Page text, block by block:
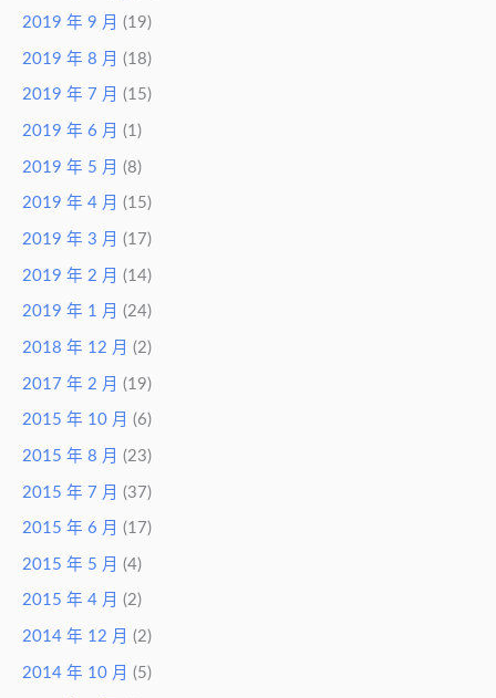
2019 年 9 月 (19)
2019 年 8 月 (18)
2019 年 7 月 (15)
2019 年 6 月 (1)
2019 年 5 月 (8)
2019 年 4 月 (15)
2019 年 3 月 (17)
2019 年 2 月 (14)
2019 年 1 月 (24)
2018 年 12 月 (2)
2017 年 2 月 (19)
2015 年 10 月 (6)
2015 年 8 月 (23)
2015 年 7 月 (37)
2015 年 6 月 (17)
2015 年 5 月 (4)
2015 年 4 月 (2)
2014 年 12 月 (2)
2014 年 10 月 (5)